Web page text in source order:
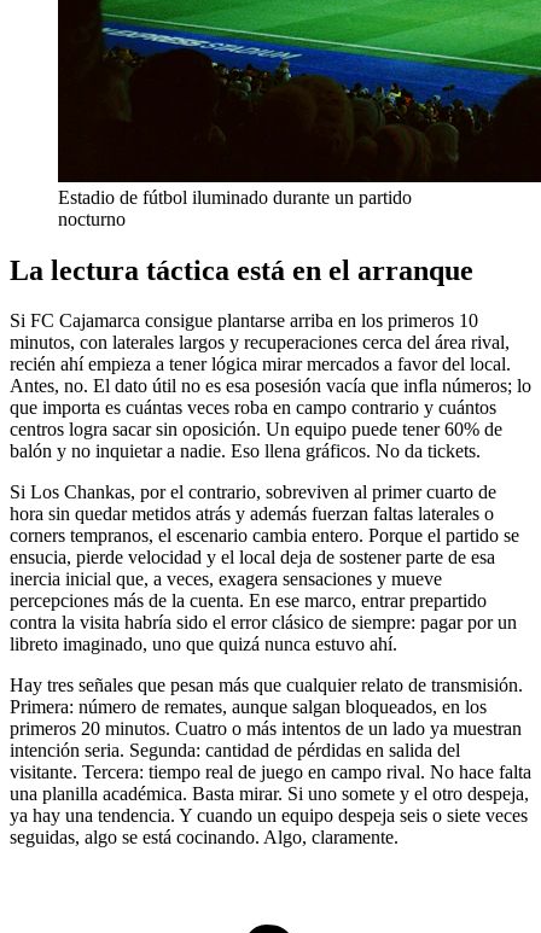
Estadio de fútbol iluminado durante un partido
nocturno
La lectura táctica está en el arranque
Si FC Cajamarca consigue plantarse arriba en los primeros 10
minutos, con laterales largos y recuperaciones cerca del área rival,
recién ahí empieza a tener lógica mirar mercados a favor del local.
Antes, no. El dato útil no es esa posesión vacía que infla números; lo
que importa es cuántas veces roba en campo contrario y cuántos
centros logra sacar sin oposición. Un equipo puede tener 60% de
balón y no inquietar a nadie. Eso llena gráficos. No da tickets.
Si Los Chankas, por el contrario, sobreviven al primer cuarto de
hora sin quedar metidos atrás y además fuerzan faltas laterales o
corners tempranos, el escenario cambia entero. Porque el partido se
ensucia, pierde velocidad y el local deja de sostener parte de esa
inercia inicial que, a veces, exagera sensaciones y mueve
percepciones más de la cuenta. En ese marco, entrar prepartido
contra la visita habría sido el error clásico de siempre: pagar por un
libreto imaginado, uno que quizá nunca estuvo ahí.
Hay tres señales que pesan más que cualquier relato de transmisión.
Primera: número de remates, aunque salgan bloqueados, en los
primeros 20 minutos. Cuatro o más intentos de un lado ya muestran
intención seria. Segunda: cantidad de pérdidas en salida del
visitante. Tercera: tiempo real de juego en campo rival. No hace falta
una planilla académica. Basta mirar. Si uno somete y el otro despeja,
ya hay una tendencia. Y cuando un equipo despeja seis o siete veces
seguidas, algo se está cocinando. Algo, claramente.